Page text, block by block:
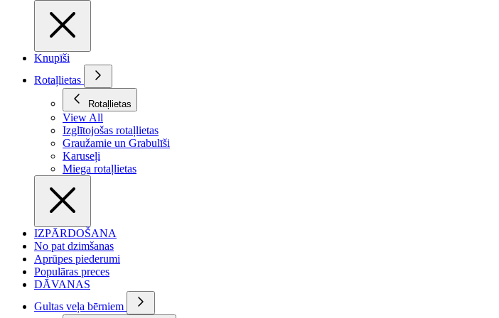
Knupīši
Rotaļlietas
Rotaļlietas
View All
Izglītojošas rotaļlietas
Graužamie un Grabulīši
Karuseļi
Miega rotaļlietas
IZPĀRDOŠANA
No pat dzimšanas
Aprūpes piederumi
Populāras preces
DĀVANAS
Gultas veļa bērniem